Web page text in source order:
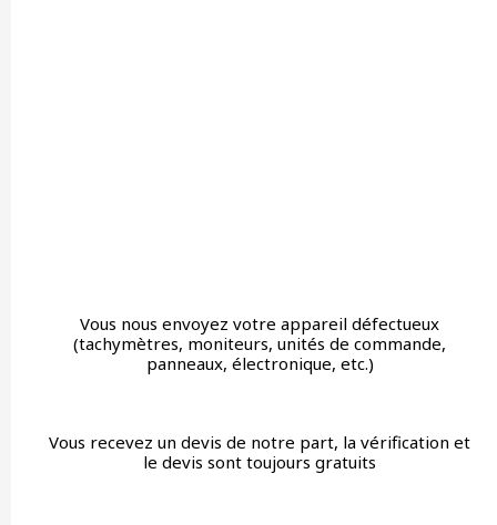
Vous nous envoyez votre appareil défectueux
(tachymètres, moniteurs, unités de commande,
panneaux, électronique, etc.)
Vous recevez un devis de notre part, la vérification et
le devis sont toujours gratuits